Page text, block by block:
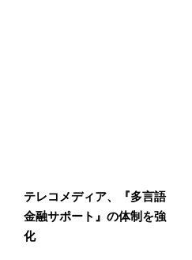
テレコメディア、『多言語
金融サポート』の体制を強
化